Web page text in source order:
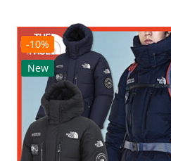
-10%
New